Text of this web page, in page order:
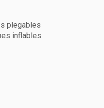
plegables
inflables